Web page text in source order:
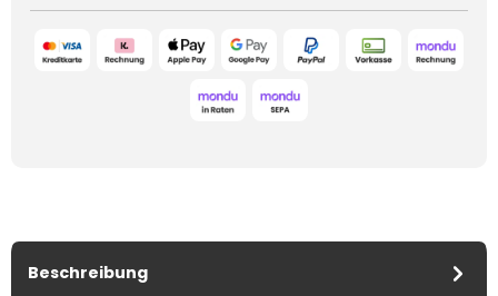
Beschreibung